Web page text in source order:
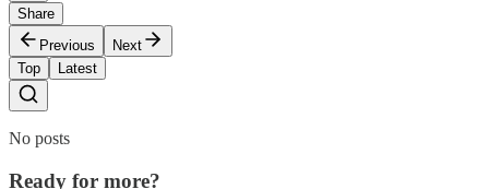
Share
Previous
Next
Top
Latest
No posts
Ready for more?